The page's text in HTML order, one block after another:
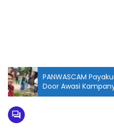
PANWASCAM
Door Awasi
Daerah